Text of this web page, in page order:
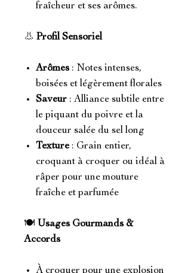
fraîcheur et ses arômes.
👃 Profil Sensoriel
Arômes: Notes intenses,
boisées et légèrement florales
Saveur : Alliance subtile entre
le piquant du poivre et la
douceur salée du sel long
Texture : Grain entier,
croquant à croquer ou idéal à
râper pour une mouture
fraîche et parfumée
🍽️ Usages Gourmands &
Accords
À croquer pour une explosion